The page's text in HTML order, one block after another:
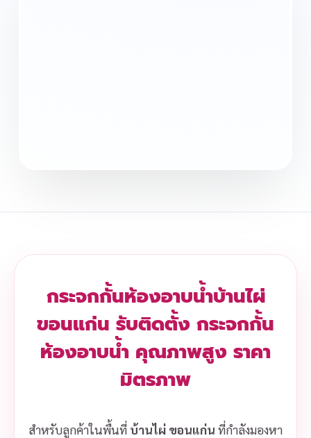
กระจกกั้นห้องอาบน้ำบ้านไผ่
ขอนแก่น รับติดตั้ง กระจกกั้น
ห้องอาบน้ำ คุณภาพสูง ราคา
มิตรภาพ
สำหรับลูกค้าในพื้นที่ บ้านไผ่ ขอนแก่น ที่กำลังมองหา